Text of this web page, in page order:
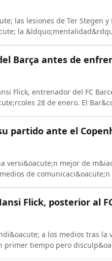
las lesiones de Ter Stegen
la
Barça antes de
Flick, entrenador del FC
28 de enero. El
partido ante el
versi&oacute;n mejor de
de
Flick, posterior al
a los medios tras la
primer tiempo pero